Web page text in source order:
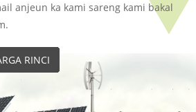
anjeun ka kami sareng kami bakal
RINCI